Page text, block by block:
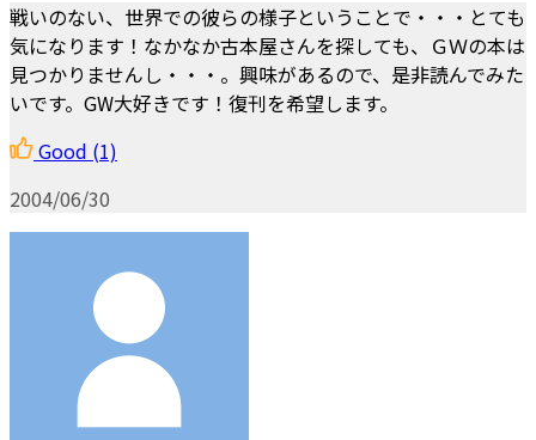
戦いのない、世界での彼らの様子ということで・・・とても
気になります！なかなか古本屋さんを探しても、ＧＷの本は
見つかりませんし・・・。興味があるので、是非読んでみた
いです。GW大好きです！復刊を希望します。
Good (1)
2004/06/30